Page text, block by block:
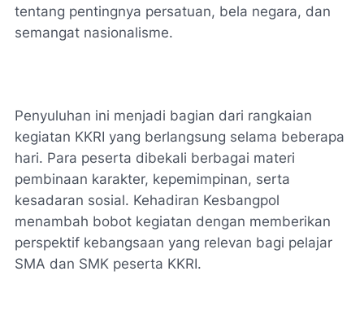
tentang pentingnya persatuan, bela negara, dan
semangat nasionalisme.
Penyuluhan ini menjadi bagian dari rangkaian
kegiatan KKRI yang berlangsung selama beberapa
hari. Para peserta dibekali berbagai materi
pembinaan karakter, kepemimpinan, serta
kesadaran sosial. Kehadiran Kesbangpol
menambah bobot kegiatan dengan memberikan
perspektif kebangsaan yang relevan bagi pelajar
SMA dan SMK peserta KKRI.